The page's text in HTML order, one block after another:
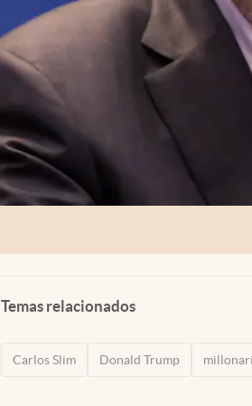
Temas relacionados
Carlos Slim Donald Trump